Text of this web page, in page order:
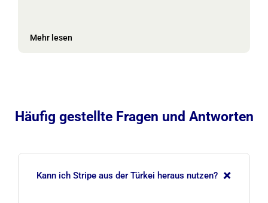
Mehr lesen
Häufig gestellte Fragen und Antworten
Kann ich Stripe aus der Türkei heraus nutzen?+